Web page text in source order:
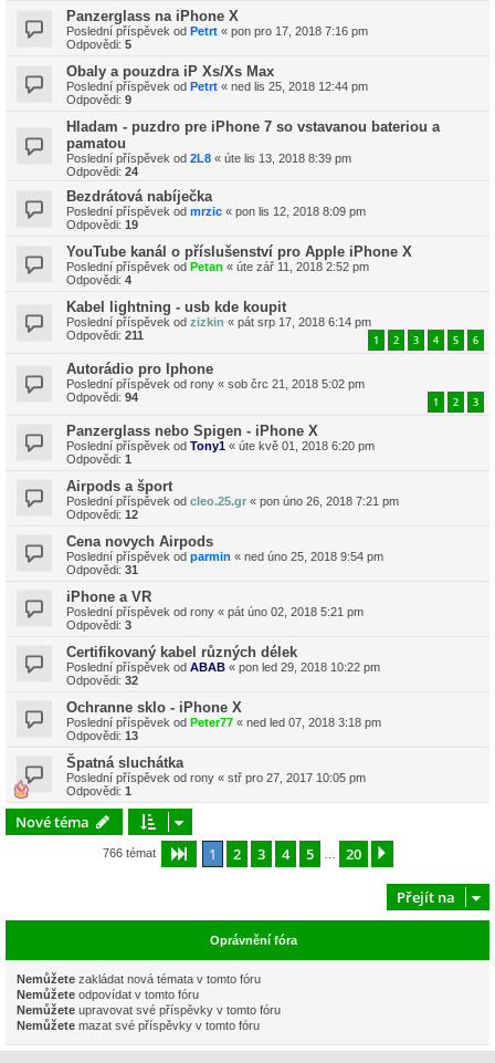
Panzerglass na iPhone X
Poslední příspěvek od Petrt « pon pro 17, 2018 7:16 pm
Odpovědi: 5
Obaly a pouzdra iP Xs/Xs Max
Poslední příspěvek od Petrt « ned lis 25, 2018 12:44 pm
Odpovědi: 9
Hladam - puzdro pre iPhone 7 so vstavanou bateriou a
pamatou
Poslední příspěvek od 2L8 « úte lis 13, 2018 8:39 pm
Odpovědi: 24
Bezdrátová nabíječka
Poslední příspěvek od mrzic « pon lis 12, 2018 8:09 pm
Odpovědi: 19
YouTube kanál o příslušenství pro Apple iPhone X
Poslední příspěvek od Petan « úte zář 11, 2018 2:52 pm
Odpovědi: 4
Kabel lightning - usb kde koupit
Poslední příspěvek od zizkin « pát srp 17, 2018 6:14 pm
Odpovědi: 211 1 2 3 4 5 6
Autorádio pro Iphone
Poslední příspěvek od rony « sob črc 21, 2018 5:02 pm
Odpovědi: 94 1 2 3
Panzerglass nebo Spigen - iPhone X
Poslední příspěvek od Tony1 « úte kvě 01, 2018 6:20 pm
Odpovědi: 1
Airpods a šport
Poslední příspěvek od cleo.25.gr « pon úno 26, 2018 7:21 pm
Odpovědi: 12
Cena novych Airpods
Poslední příspěvek od parmin « ned úno 25, 2018 9:54 pm
Odpovědi: 31
iPhone a VR
Poslední příspěvek od rony « pát úno 02, 2018 5:21 pm
Odpovědi: 3
Certifikovaný kabel různých délek
Poslední příspěvek od ABAB « pon led 29, 2018 10:22 pm
Odpovědi: 32
Ochranne sklo - iPhone X
Poslední příspěvek od Peter77 « ned led 07, 2018 3:18 pm
Odpovědi: 13
Špatná sluchátka
Poslední příspěvek od rony « stř pro 27, 2017 10:05 pm
Odpovědi: 1
Nové téma
766 témat Stránka z 20
1 2 3 4 5 20
Přejít na
Oprávnění fóra
Nemůžete zakládat nová témata v tomto fóru
Nemůžete odpovídat v tomto fóru
Nemůžete upravovat své příspěvky v tomto fóru
Nemůžete mazat své příspěvky v tomto fóru